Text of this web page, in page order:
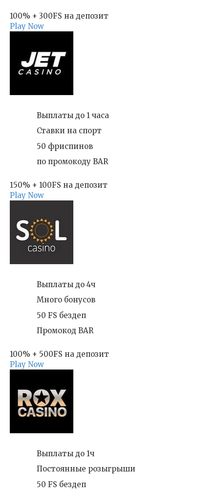
100% + 300FS на депозит
Play Now
Выплаты до 1 часа
Ставки на спорт
50 фриспинов
по промокоду BAR
150% + 100FS на депозит
Play Now
Выплаты до 4ч
Много бонусов
50 FS бездеп
Промокод BAR
100% + 500FS на депозит
Play Now
Выплаты до 1ч
Постоянные розыгрыши
50 FS бездеп